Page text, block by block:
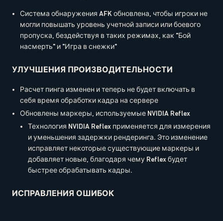
Система обнаружения AFK обновлена, чтобы игроки не
могли повышать уровень учетной записи или боевого
пропуска, бездействуя в таких режимах, как "Бой
насмерть" и "Игра в снежки"
УЛУЧШЕНИЯ ПРОИЗВОДИТЕЛЬНОСТИ
Расчет пинга изменен и теперь не будет включать в
себя время обработки кадра на сервере
Обновлены маркеры, используемые NVIDIA Reflex
Технология NVIDIA Reflex применяется для измерения
и уменьшения задержки рендеринга. Это изменение
исправляет некоторые существующие маркеры и
добавляет новые, благодаря чему Reflex будет
быстрее обрабатывать кадры.
ИСПРАВЛЕНИЯ ОШИБОК